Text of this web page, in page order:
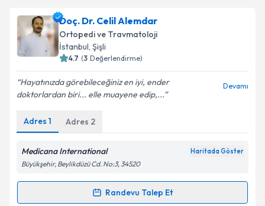
Prof. Dr. Serdar Baki Albayrak
talebi oluşturun. Size bu uzmandan randevu almanız
için bir takvim hazırlandığında e-posta ile
bilgilendireceğiz.
E-posta Adresiniz
Kişisel verilerimin işlenmesine ilişkinAydınlatma
Metni'ni okudum ve kişisel verilerimin belirtilen
kapsamda işlenmesini kabul ediyorum.
Takvim Talebini Gönder
Doç. Dr. Celil Alemdar
Ortopedi ve Travmatoloji
İstanbul, Şişli
4.7 (3 Değerlendirme)
Hayatınızda görebileceğiniz en iyi, ender
doktorlardan biri... elle muayene edip,...
Devamı
Adres 1 Adres 2
Medicana International Haritada Göster
Büyükşehir, Beylikdüzü Cd. No:3, 34520
Randevu Talep Et
Randevu Takvimi Talebi